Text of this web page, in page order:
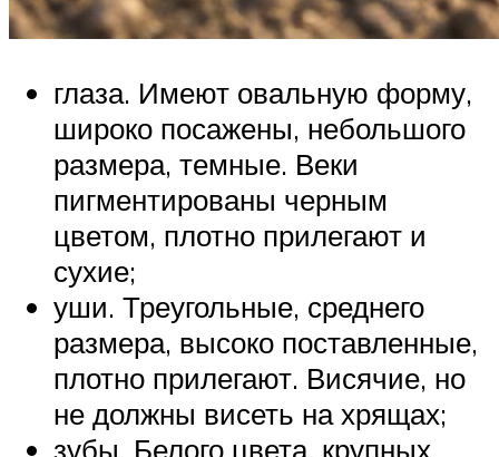
глаза. Имеют овальную форму,
широко посажены, небольшого
размера, темные. Веки
пигментированы черным
цветом, плотно прилегают и
сухие;
уши. Треугольные, среднего
размера, высоко поставленные,
плотно прилегают. Висячие, но
не должны висеть на хрящах;
зубы. Белого цвета, крупных